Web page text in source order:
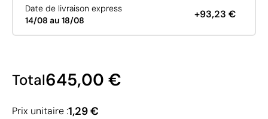
Date de livraison express
14/08 au 18/08
+93,23 €
Total645,00 €
Prix unitaire :1,29 €